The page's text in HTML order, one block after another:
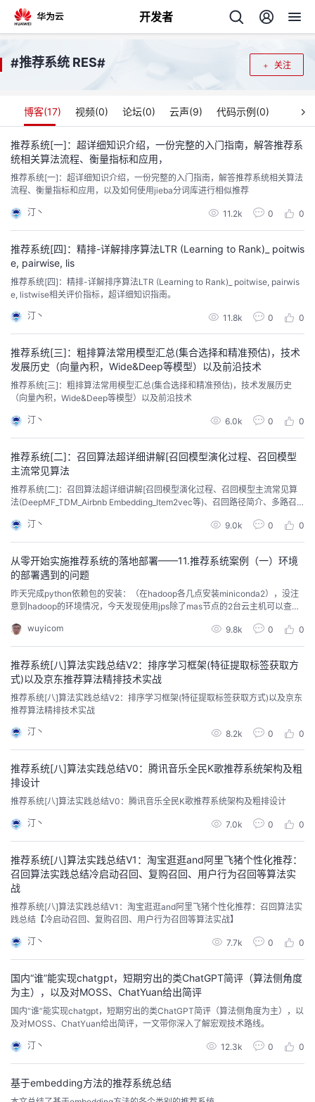
开发者
返
回
个
页
开
我
博
客
的
论
坛
我
的
圈
子
我
的
直
播
我
的
活
动
我
的
关
注
我
的
开
发
者
学
堂
我
的
程
我
认
的
验
我
收
藏
我
的
Programs
我
的
支
持
我
的
支
我
声
议
关注
#推荐系统 RES#
博客(17) 视频(0) 论坛(0) 云声(9) 代码示例(0)
推荐系统[一]：超详细知识介绍，一份完整的入门指南，解答推荐系
统相关算法流程、衡量指标和应用，
推荐系统[一]：超详细知识介绍，一份完整的入门指南，解答推荐系统相关算法
流程、衡量指标和应用，以及如何使用jieba分词库进行相似推荐
汀丶 11.2k 0 0
推荐系统[四]：精排-详解排序算法LTR (Learning to Rank)_ poitwis
e, pairwise, lis
推荐系统[四]：精排-详解排序算法LTR (Learning to Rank)_ poitwise, pairwis
e, listwise相关评价指标，超详细知识指南。
汀丶 11.8k 0 0
推荐系统[三]：粗排算法常用模型汇总(集合选择和精准预估)，技术
发展历史（向量內积，Wide&Deep等模型）以及前沿技术
推荐系统[三]：粗排算法常用模型汇总(集合选择和精准预估)，技术发展历史
（向量內积，Wide&Deep等模型）以及前沿技术
汀丶 6.0k 0 0
推荐系统[二]：召回算法超详细讲解[召回模型演化过程、召回模型
主流常见算法
推荐系统[二]：召回算法超详细讲解[召回模型演化过程、召回模型主流常见算
法(DeepMF_TDM_Airbnb Embedding_Item2vec等)、召回路径简介、多路召
汀丶
9.0k 0 0
从零开始实施推荐系统的落地部署——11.推荐系统案例（一）环境
的部署遇到的问题
昨天完成python依赖包的安装：（在hadoop各几点安装miniconda2），没注
意到hadoop的环境情况，今天发现使用jps除了mas节点的2台云主机可以查看
park可以查询。使用spark-sql --master yarn 查询数据正常，查看任务调用也
正常Hbase的监控任务也正常：关闭hb...
wuyicom 9.8k 0 0
推荐系统[八]算法实践总结V2：排序学习框架(特征提取标签获取方
式)以及京东推荐算法精排技术实战
推荐系统[八]算法实践总结V2：排序学习框架(特征提取标签获取方式)以及京东
推荐算法精排技术实战
汀丶 8.2k 0 0
推荐系统[八]算法实践总结V0：腾讯音乐全民K歌推荐系统架构及粗
排设计
推荐系统[八]算法实践总结V0：腾讯音乐全民K歌推荐系统架构及粗排设计
汀丶 7.0k 0 0
推荐系统[八]算法实践总结V1：淘宝逛逛and阿里飞猪个性化推荐：
召回算法实践总结冷启动召回、复购召回、用户行为召回等算法实
战
推荐系统[八]算法实践总结V1：淘宝逛逛and阿里飞猪个性化推荐：召回算法实
践总结【冷启动召回、复购召回、用户行为召回等算法实战】
汀丶 7.7k 0 0
国内“谁”能实现chatgpt，短期穷出的类ChatGPT简评（算法侧角度
为主），以及对MOSS、ChatYuan给出简评
国内“谁”能实现chatgpt，短期穷出的类ChatGPT简评（算法侧角度为主），以
及对MOSS、ChatYuan给出简评，一文带你深入了解宏观技术路线。
汀丶 12.3k 0 0
基于embedding方法的推荐系统总结